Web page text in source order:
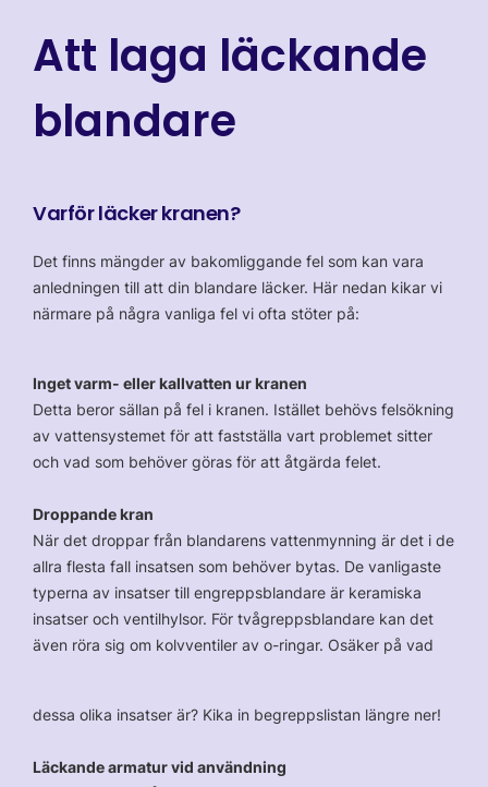
Att laga läckande
blandare
Varför läcker kranen?
Det finns mängder av bakomliggande fel som kan vara
anledningen till att din blandare läcker. Här nedan kikar vi
närmare på några vanliga fel vi ofta stöter på:
Inget varm- eller kallvatten ur kranen
Detta beror sällan på fel i kranen. Istället behövs felsökning
av vattensystemet för att fastställa vart problemet sitter
och vad som behöver göras för att åtgärda felet.
Droppande kran
När det droppar från blandarens vattenmynning är det i de
allra flesta fall insatsen som behöver bytas. De vanligaste
typerna av insatser till engreppsblandare är keramiska
insatser och ventilhylsor. För tvågreppsblandare kan det
även röra sig om kolvventiler av o-ringar. Osäker på vad
dessa olika insatser är? Kika in begreppslistan längre ner!
Läckande armatur vid användning